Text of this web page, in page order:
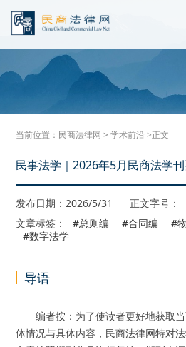
当前位置： 民商法律网 >学术前沿>正文
民事法学｜2026年5月民商法学
发布日期：2026/5/31 正文字号：
文章标签： #总则编 #合同编 #
#数字法学
导语
编者按：为了使读者更好地获取当
体情况与具体内容，民商法律网特对